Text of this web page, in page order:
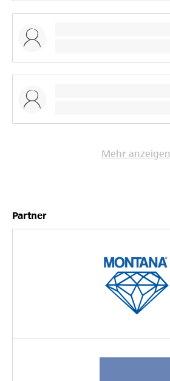
Mehr anzeigen
Partner